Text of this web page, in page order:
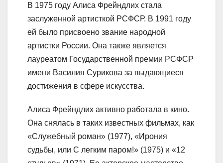
В 1975 году Алиса Фрейндлих стала
заслуженной артисткой РСФСР. В 1991 году
ей было присвоено звание народной
артистки России. Она также является
лауреатом Государственной премии РСФСР
имени Василия Сурикова за выдающиеся
достижения в сфере искусства.
Алиса Фрейндлих активно работала в кино.
Она снялась в таких известных фильмах, как
«Служебный роман» (1977), «Ирония
судьбы, или С легким паром!» (1975) и «12